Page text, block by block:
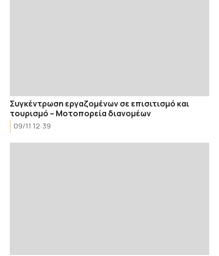
Συγκέντρωση εργαζομένων σε επισιτισμό και
τουρισμό – Μοτοπορεία διανομέων
09/11 12:39